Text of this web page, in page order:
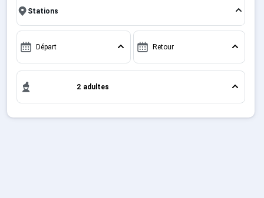
Sites CSE & Groupes
Français (FR)
famille ou entre amis, c'est l'occasion parfaite pour
créer des souvenirs uniques de vos vacances au ski.
Départ Retour
2 adultes